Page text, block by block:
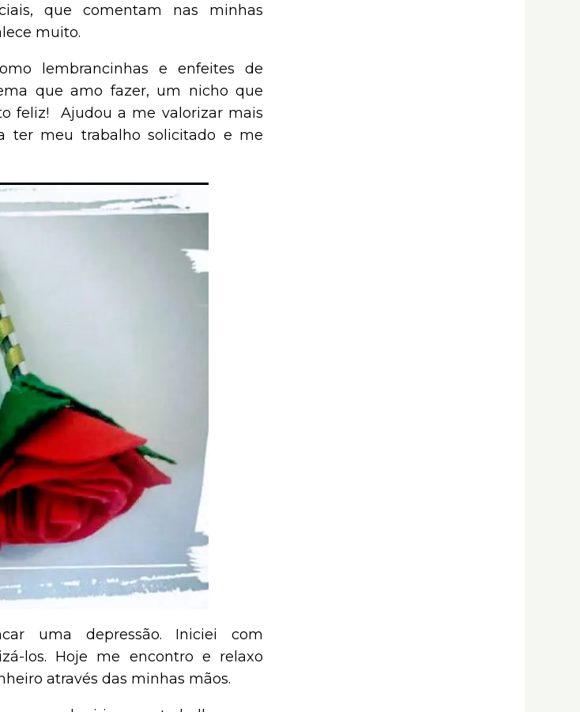
que comentam nas minhas
muito.
lembrancinhas e enfeites de
que amo fazer, um nicho que
feliz! Ajudou a me valorizar mais
ter meu trabalho solicitado e me
uma depressão. Iniciei com
los. Hoje me encontro e relaxo
através das minhas mãos.